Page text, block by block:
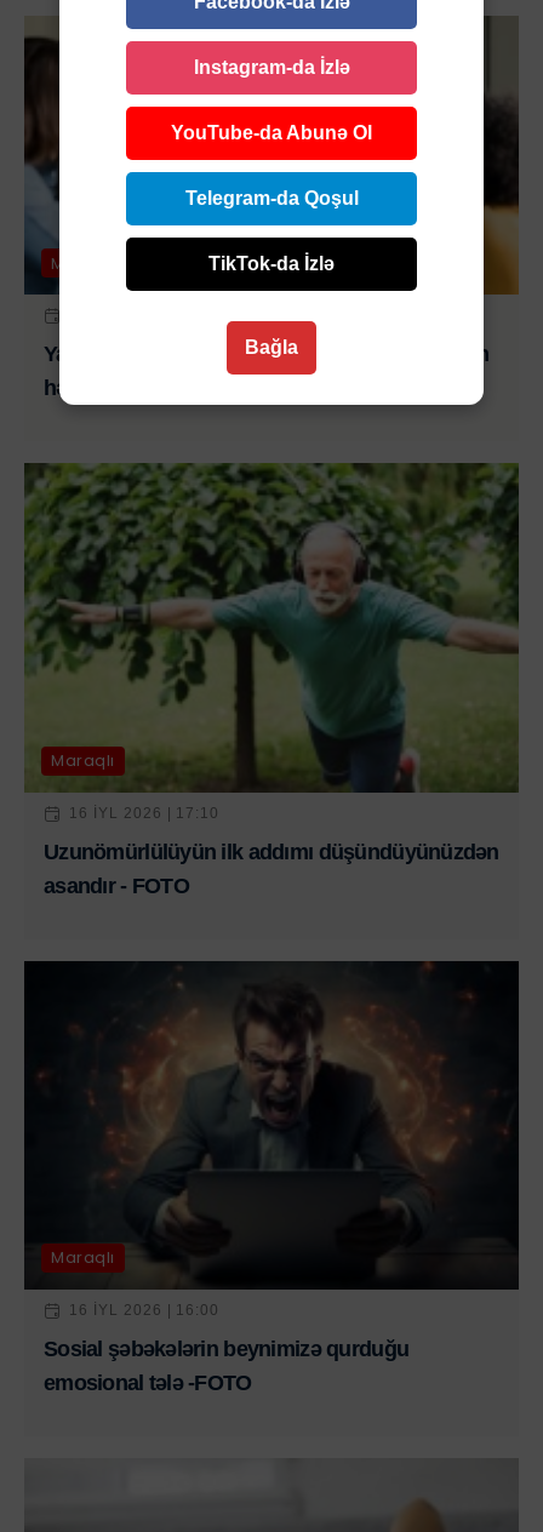
Maraqlı
Yaxşılığın görünməyən ağır yükü: Başqalarının
həyatını çiynində daşıyan insanlar - FOTO
Maraqlı
16 IYL 2026 | 17:10
Uzunömürlülüyün ilk addımı düşündüyünüzdən
asandır - FOTO
Maraqlı
16 IYL 2026 | 16:00
Sosial şəbəkələrin beynimizə qurduğu
emosional tələ -FOTO
Instagram-da İzlə
YouTube-da Abunə Ol
Telegram-da Qoşul
TikTok-da İzlə
Bağla